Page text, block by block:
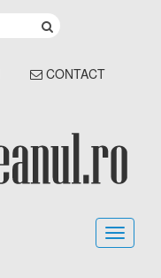
CONTACT